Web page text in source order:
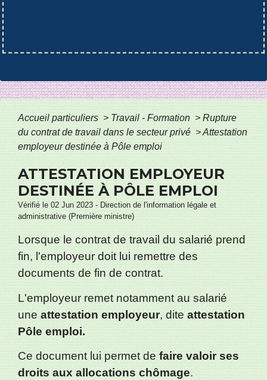
Accueil particuliers > Travail - Formation > Rupture
du contrat de travail dans le secteur privé >Attestation
employeur destinée à Pôle emploi
ATTESTATION EMPLOYEUR
DESTINÉE À PÔLE EMPLOI
Vérifié le 02 Jun 2023 - Direction de l'information légale et
administrative (Première ministre)
Lorsque le contrat de travail du salarié prend
fin, l'employeur doit lui remettre des
documents de fin de contrat.
L'employeur remet notamment au salarié
une attestation employeur, dite attestation
Pôle emploi.
Ce document lui permet de faire valoir ses
droits aux allocations chômage.